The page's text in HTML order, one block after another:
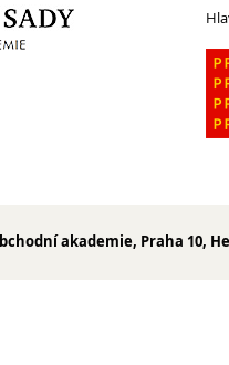
akademie, Praha 10,